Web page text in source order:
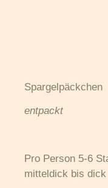
Spargelpäckchen
entpackt
Pro Person 5-6
mitteldick bis dick